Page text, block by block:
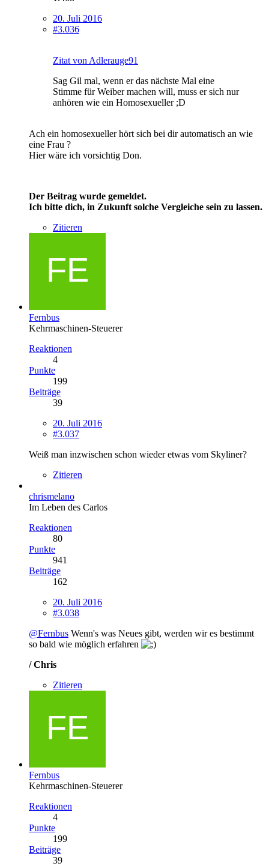
20. Juli 2016
#3.036
Zitat von Adlerauge91
Sag Gil mal, wenn er das nächste Mal eine
Stimme für Weiber machen will, muss er sich nur
anhören wie ein Homosexueller ;D
Ach ein homosexueller hört sich bei dir automatisch an wie
eine Frau ?
Hier wäre ich vorsichtig Don.
Der Beitrag wurde gemeldet.
Ich bitte dich, in Zukunft solche Vergleiche sein zu lassen.
Zitieren
Fernbus
Kehrmaschinen-Steuerer
Reaktionen
4
Punkte
199
Beiträge
39
20. Juli 2016
#3.037
Weiß man inzwischen schon wieder etwas vom Skyliner?
Zitieren
chrismelano
Im Leben des Carlos
Reaktionen
80
Punkte
941
Beiträge
162
20. Juli 2016
#3.038
@Fernbus Wenn's was Neues gibt, werden wir es bestimmt
so bald wie möglich erfahren
/ Chris
Zitieren
Fernbus
Kehrmaschinen-Steuerer
Reaktionen
4
Punkte
199
Beiträge
39